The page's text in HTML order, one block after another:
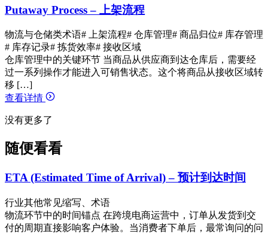
Putaway Process – 上架流程
物流与仓储类术语# 上架流程# 仓库管理# 商品归位# 库存管理
# 库存记录# 拣货效率# 接收区域
仓库管理中的关键环节 当商品从供应商到达仓库后，需要经
过一系列操作才能进入可销售状态。这个将商品从接收区域转
移 […]
查看详情
没有更多了
随便看看
ETA (Estimated Time of Arrival) – 预计到达时间
行业其他常见缩写、术语
物流环节中的时间锚点 在跨境电商运营中，订单从发货到交
付的周期直接影响客户体验。当消费者下单后，最常询问的问